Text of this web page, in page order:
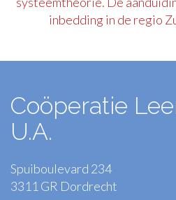
inbedding in de regio
Coöperatie
U.A.
Spuiboulevard 234
3311 GR Dordrecht